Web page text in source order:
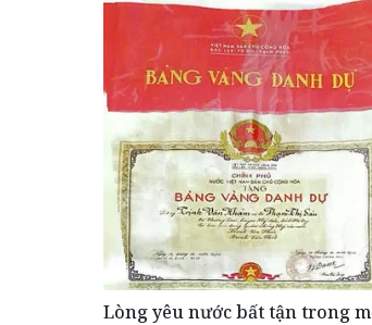
Lòng yêu nước bất tận trong